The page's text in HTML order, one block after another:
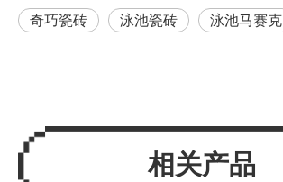
奇巧瓷砖 泳池瓷砖 泳池马赛克
相关产品